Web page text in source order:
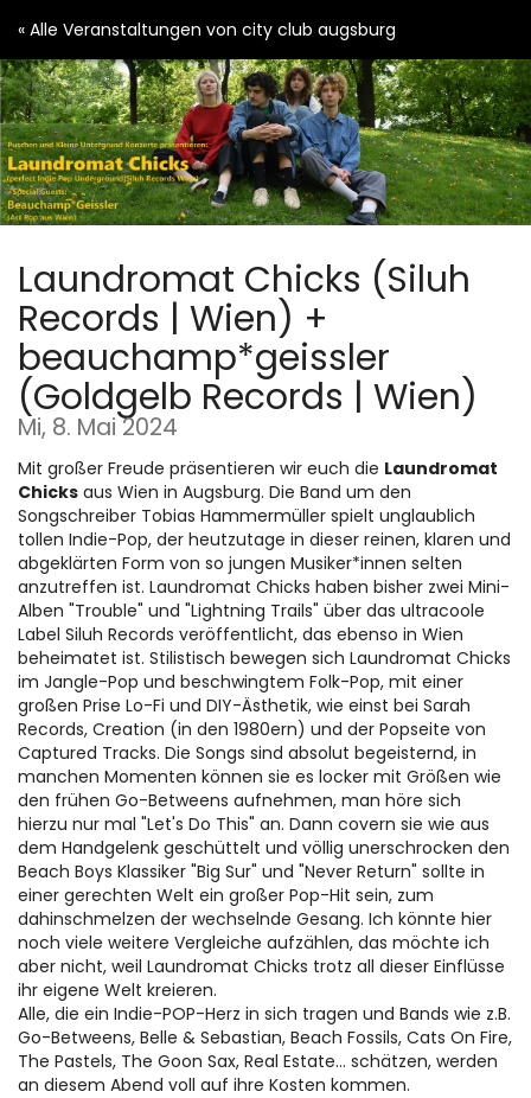
Zum
Inhalt
springen
« Alle Veranstaltungen von city club augsburg
Laundromat Chicks (Siluh
Records | Wien) +
beauchamp*geissler
(Goldgelb Records | Wien)
Mi, 8. Mai 2024
Mit großer Freude präsentieren wir euch die Laundromat
Chicks aus Wien in Augsburg. Die Band um den
Songschreiber Tobias Hammermüller spielt unglaublich
tollen Indie-Pop, der heutzutage in dieser reinen, klaren und
abgeklärten Form von so jungen Musiker*innen selten
anzutreffen ist. Laundromat Chicks haben bisher zwei Mini-
Alben "Trouble" und "Lightning Trails" über das ultracoole
Label Siluh Records veröffentlicht, das ebenso in Wien
beheimatet ist. Stilistisch bewegen sich Laundromat Chicks
im Jangle-Pop und beschwingtem Folk-Pop, mit einer
großen Prise Lo-Fi und DIY-Ästhetik, wie einst bei Sarah
Records, Creation (in den 1980ern) und der Popseite von
Captured Tracks. Die Songs sind absolut begeisternd, in
manchen Momenten können sie es locker mit Größen wie
den frühen Go-Betweens aufnehmen, man höre sich
hierzu nur mal "Let's Do This" an. Dann covern sie wie aus
dem Handgelenk geschüttelt und völlig unerschrocken den
Beach Boys Klassiker "Big Sur" und "Never Return" sollte in
einer gerechten Welt ein großer Pop-Hit sein, zum
dahinschmelzen der wechselnde Gesang. Ich könnte hier
noch viele weitere Vergleiche aufzählen, das möchte ich
aber nicht, weil Laundromat Chicks trotz all dieser Einflüsse
ihr eigene Welt kreieren.
Alle, die ein Indie-POP-Herz in sich tragen und Bands wie z.B.
Go-Betweens, Belle & Sebastian, Beach Fossils, Cats On Fire,
The Pastels, The Goon Sax, Real Estate... schätzen, werden
an diesem Abend voll auf ihre Kosten kommen.